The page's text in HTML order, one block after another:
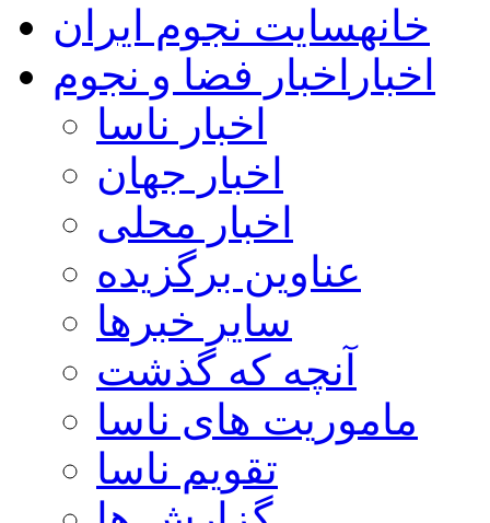
خانهسایت نجوم ایران
اخبار اخبار فضا و نجوم
اخبار ناسا
اخبار جهان
اخبار محلی
عناوین برگزیده
سایر خبرها
آنچه که گذشت
ماموریت های ناسا
تقویم ناسا